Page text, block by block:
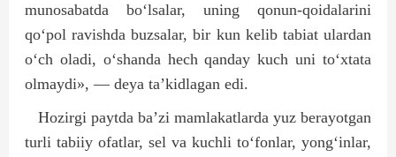
munosabatda bo‘lsalar, uning qonun-qoidalarini
qo‘pol ravishda buzsalar, bir kun kelib tabiat ulardan
o‘ch oladi, o‘shanda hech qanday kuch uni to‘xtata
olmaydi», — deya ta’kidlagan edi.
Hozirgi paytda ba’zi mamlakatlarda yuz berayotgan
turli tabiiy ofatlar, sel va kuchli to‘fonlar, yong‘inlar,